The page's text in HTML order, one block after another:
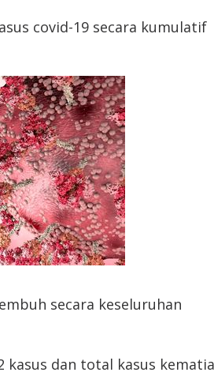
covid-19 secara kumulatif
secara keseluruhan
kasus dan total kasus